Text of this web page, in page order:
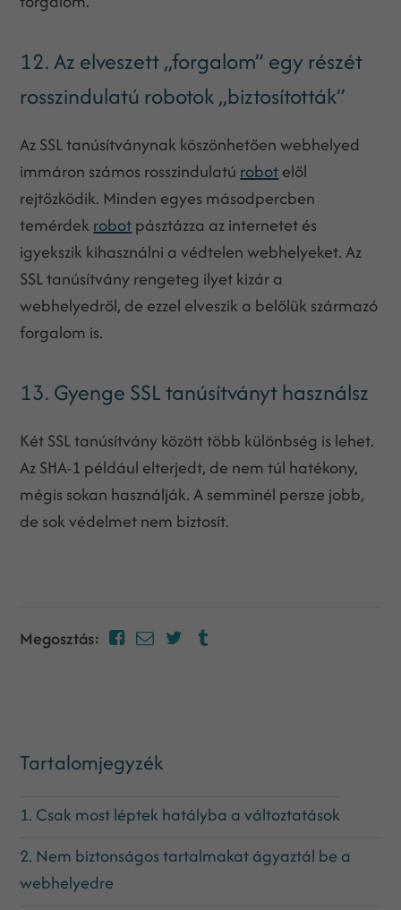
12. Az elveszett „forgalom” egy részét
rosszindulatú robotok „biztosították”
Az SSL tanúsítványnak köszönhetően webhelyed
immáron számos rosszindulatú robotelől
rejtőzködik. Minden egyes másodpercben
temérdek robotpásztázza az internetet és
igyekszik kihasználni a védtelen webhelyeket. Az
SSL tanúsítvány rengeteg ilyet kizár a
webhelyedről, de ezzel elveszik a belőlük származó
forgalom is.
13. Gyenge SSL tanúsítványt használsz
Két SSL tanúsítvány között több különbség is lehet.
Az SHA-1 például elterjedt, de nem túl hatékony,
mégis sokan használják. A semminél persze jobb,
de sok védelmet nem biztosít.
Megosztás:
Tartalomjegyzék
1. Csak most léptek hatályba a változtatások
2. Nem biztonságos tartalmakat ágyaztál be a
webhelyedre